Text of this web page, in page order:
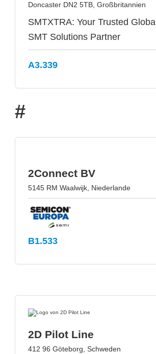
Doncaster DN2 5TB, Großbritannien
SMTXTRA: Your Trusted Global
SMT Solutions Partner
A3.339
#
2Connect BV
5145 RM Waalwijk, Niederlande
B1.533
2D Pilot Line
412 96 Göteborg, Schweden